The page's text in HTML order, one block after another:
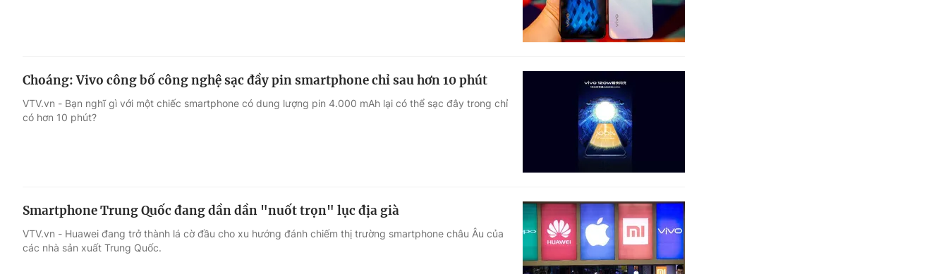
Choáng: Vivo công bố công nghệ sạc đầy pin smartphone chỉ sau hơn 10 phút
VTV.vn - Bạn nghĩ gì với một chiếc smartphone có dung lượng pin 4.000 mAh lại có thể sạc đây trong chỉ
có hơn 10 phút?
Smartphone Trung Quốc đang dần dần "nuốt trọn" lục địa già
VTV.vn - Huawei đang trở thành lá cờ đầu cho xu hướng đánh chiếm thị trường smartphone châu Âu của
các nhà sản xuất Trung Quốc.